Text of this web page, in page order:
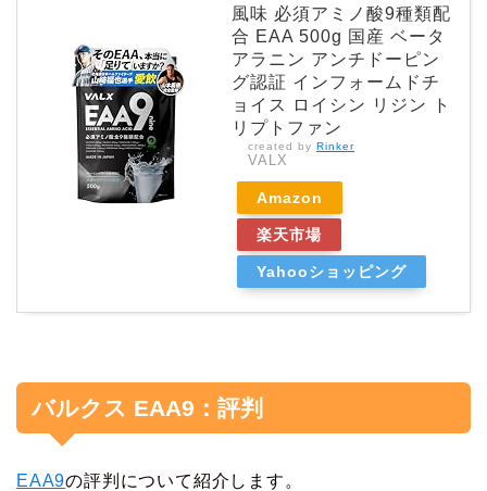
風味 必須アミノ酸9種類配
合 EAA 500g 国産 ベータ
アラニン アンチドーピン
グ認証 インフォームドチ
ョイス ロイシン リジン ト
リプトファン
created by Rinker
VALX
Amazon
楽天市場
Yahooショッピング
バルクス EAA9：評判
EAA9の評判について紹介します。